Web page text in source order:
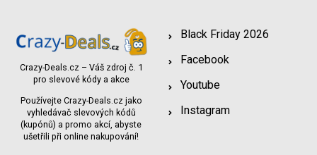
Crazy-Deals.cz – Váš zdroj č. 1
pro slevové kódy a akce
Používejte Crazy-Deals.cz jako
vyhledávač slevových kódů
(kupónů) a promo akcí, abyste
ušetřili při online nakupování!
Black Friday 2026
Facebook
Youtube
Instagram